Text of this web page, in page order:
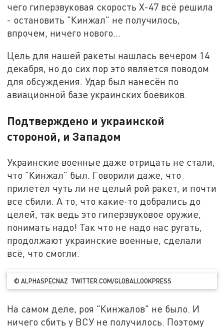
чего гиперзвуковая скорость X-47 всё решила
- остановить "Кинжал" не получилось,
впрочем, ничего нового...
Цель для нашей ракеты нашлась вечером 14
декабря, но до сих пор это является поводом
для обсуждения. Удар был нанесён по
авиационной базе украинских боевиков.
Подтверждено и украинской
стороной, и Западом
Украинские военные даже отрицать не стали,
что "Кинжал" был. Говорили даже, что
прилетел чуть ли не целый рой ракет, и почти
все сбили. А то, что какие-то добрались до
целей, так ведь это гиперзвуковое оружие,
понимать надо! Так что не надо нас ругать,
продолжают украинские военные, сделали
всё, что смогли.
© ALPHASPECNAZ TWITTER.COM/GLOBALLOOKPRESS
На самом деле, роя "Кинжалов" не было. И
ничего сбить у ВСУ не получилось. Поэтому